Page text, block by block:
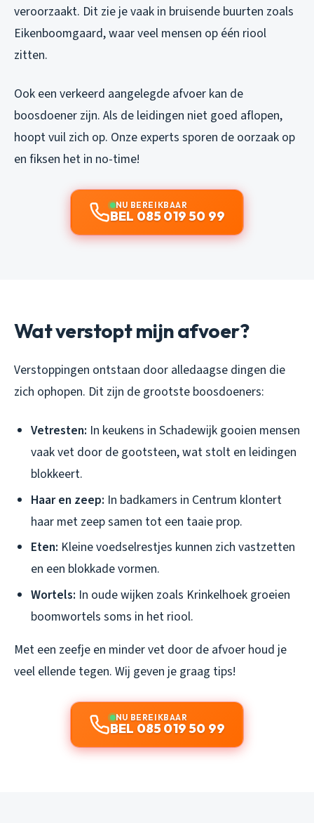
veroorzaakt. Dit zie je vaak in bruisende buurten zoals
Eikenboomgaard, waar veel mensen op één riool
zitten.
Ook een verkeerd aangelegde afvoer kan de
boosdoener zijn. Als de leidingen niet goed aflopen,
hoopt vuil zich op. Onze experts sporen de oorzaak op
en fiksen het in no-time!
NU BEREIKBAAR
BEL 085 019 50 99
Wat verstopt mijn afvoer?
Verstoppingen ontstaan door alledaagse dingen die
zich ophopen. Dit zijn de grootste boosdoeners:
Vetresten: In keukens in Schadewijk gooien mensen
vaak vet door de gootsteen, wat stolt en leidingen
blokkeert.
Haar en zeep: In badkamers in Centrum klontert
haar met zeep samen tot een taaie prop.
Eten: Kleine voedselrestjes kunnen zich vastzetten
en een blokkade vormen.
Wortels: In oude wijken zoals Krinkelhoek groeien
boomwortels soms in het riool.
Met een zeefje en minder vet door de afvoer houd je
veel ellende tegen. Wij geven je graag tips!
NU BEREIKBAAR
BEL 085 019 50 99